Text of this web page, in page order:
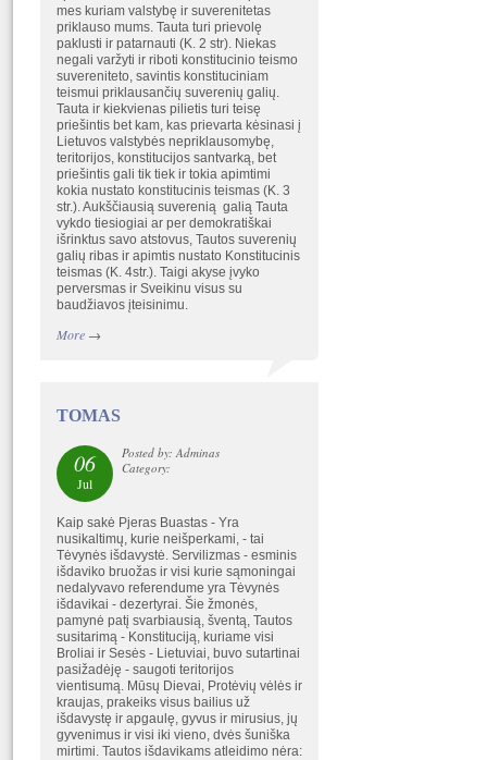
mes kuriam valstybę ir suverenitetas
priklauso mums. Tauta turi prievolę
paklusti ir patarnauti (K. 2 str). Niekas
negali varžyti ir riboti konstitucinio teismo
suvereniteto, savintis konstituciniam
teismui priklausančių suverenių galių.
Tauta ir kiekvienas pilietis turi teisę
priešintis bet kam, kas prievarta kėsinasi į
Lietuvos valstybės nepriklausomybę,
teritorijos, konstitucijos santvarką, bet
priešintis gali tik tiek ir tokia apimtimi
kokia nustato konstitucinis teismas (K. 3
str.). Aukščiausią suverenią galią Tauta
vykdo tiesiogiai ar per demokratiškai
išrinktus savo atstovus, Tautos suverenių
galių ribas ir apimtis nustato Konstitucinis
teismas (K. 4str.). Taigi akyse įvyko
perversmas ir Sveikinu visus su
baudžiavos įteisinimu.
More→
TOMAS
06
Jul
Posted by: Adminas
Category:
Kaip sakė Pjeras Buastas - Yra
nusikaltimų, kurie neišperkami, - tai
Tėvynės išdavystė. Servilizmas - esminis
išdaviko bruožas ir visi kurie sąmoningai
nedalyvavo referendume yra Tėvynės
išdavikai - dezertyrai. Šie žmonės,
pamynė patį svarbiausią, šventą, Tautos
susitarimą - Konstituciją, kuriame visi
Broliai ir Sesės - Lietuviai, buvo sutartinai
pasižadėję - saugoti teritorijos
vientisumą. Mūsų Dievai, Protėvių vėlės ir
kraujas, prakeiks visus bailius už
išdavystę ir apgaulę, gyvus ir mirusius, jų
gyvenimus ir visi iki vieno, dvės šuniška
mirtimi. Tautos išdavikams atleidimo nėra: